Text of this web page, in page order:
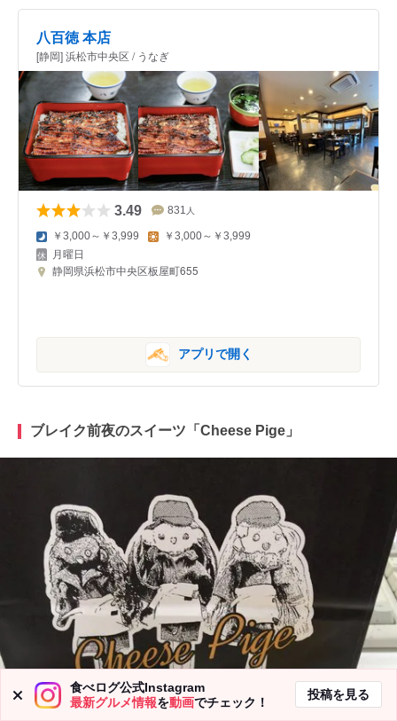
八百徳 本店
[静岡] 浜松市中央区 / うなぎ
3.49 831 人
￥3,000～￥3,999 ￥3,000～￥3,999
月曜日
静岡県浜松市中央区板屋町655
アプリで開く
ブレイク前夜のスイーツ「Cheese Pige」
食べログ公式Instagram
最新グルメ情報を動画でチェック！
投稿を見る